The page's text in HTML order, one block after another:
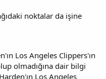
noktalar da işine
Los Angeles Clippers'ın
olmadığına dair bilgi
Los Angeles